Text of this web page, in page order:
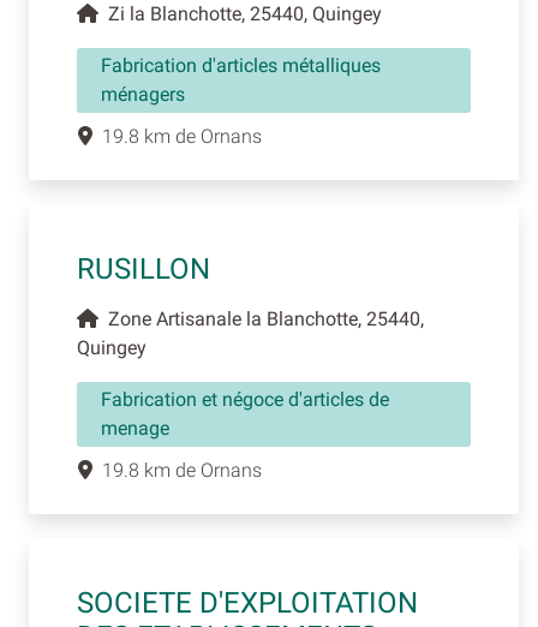
Zi la Blanchotte, 25440, Quingey
Fabrication d'articles métalliques
ménagers
19.8 km de Ornans
RUSILLON
Zone Artisanale la Blanchotte, 25440,
Quingey
Fabrication et négoce d'articles de
menage
19.8 km de Ornans
SOCIETE D'EXPLOITATION